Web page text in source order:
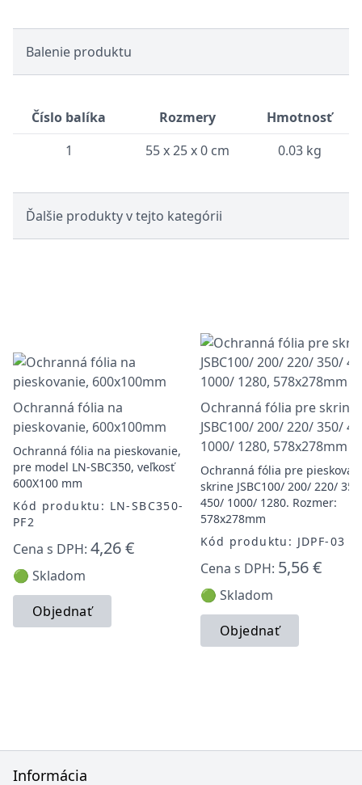
Balenie produktu
Číslo balíka Rozmery
Hmotnosť
1
55 x 25 x 0 cm 0.03 kg
Ďalšie produkty v tejto kategórii
Ochranná fólia na
pieskovanie, 600x100mm
Ochranná fólia na pieskovanie,
pre model LN-SBC350, veľkosť
600X100 mm
Kód produktu: LN-SBC350-
PF2
Cena s DPH: 4,26 €
🟢 Skladom
Objednať
Ochranná fólia pre skrine
JSBC100/ 200/ 220/ 350/
1000/ 1280, 578x278mm
Ochranná fólia pre
skrine JSBC100/ 200/ 220/
450/ 1000/ 1280. Rozmer:
578x278mm
Kód produktu: JDPF-03
Cena s DPH: 5,56 €
🟢 Skladom
Objednať
Informácia